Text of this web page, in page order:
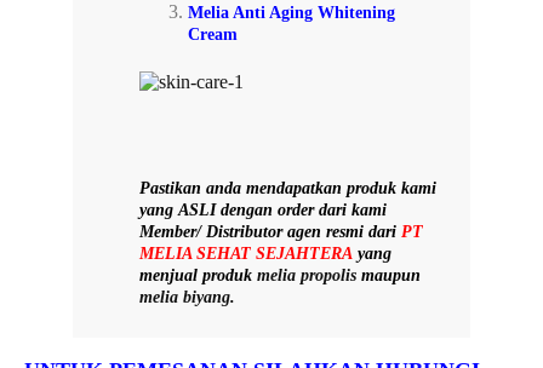
Melia Anti Aging Whitening
Cream
Pastikan anda mendapatkan produk kami
yangASLI dengan order dari kami
Member/ Distributor agen resmi dari PT
MELIA SEHAT SEJAHTERA yang
menjual produk melia propolis maupun
melia biyang.